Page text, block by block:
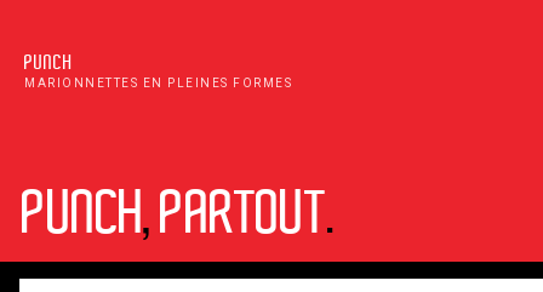
PUNCH
MARIONNETTES EN PLEINES FORMES
PUNCH,PARTOUT.